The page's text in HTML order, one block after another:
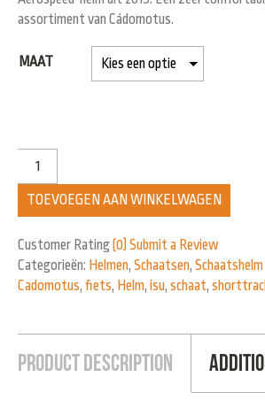
assortiment van Cádomotus.
MAAT
TOEVOEGEN AAN WINKELWAGEN
Customer Rating(0) Submit a Review
Categorieën: Helmen, Schaatsen, Schaatshelm
Cadomotus, fiets, Helm, isu, schaat,
Product Description